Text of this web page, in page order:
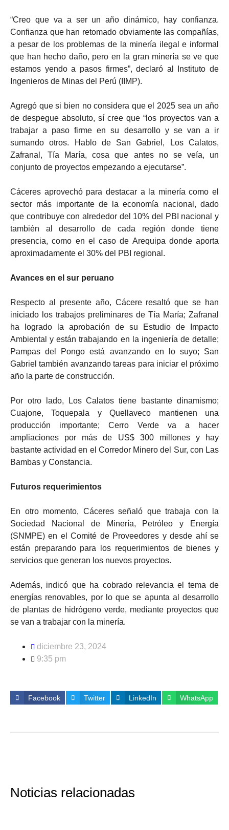
“Creo que va a ser un año dinámico, hay confianza.
Confianza que han retomado obviamente las compañías,
a pesar de los problemas de la minería ilegal e informal
que han hecho daño, pero en la gran minería se ve que
estamos yendo a pasos firmes”, declaró al Instituto de
Ingenieros de Minas del Perú (IIMP).
Agregó que si bien no considera que el 2025 sea un año
de despegue absoluto, sí cree que “los proyectos van a
trabajar a paso firme en su desarrollo y se van a ir
sumando otros. Hablo de San Gabriel, Los Calatos,
Zafranal, Tía María, cosa que antes no se veía, un
conjunto de proyectos empezando a ejecutarse”.
Cáceres aprovechó para destacar a la minería como el
sector más importante de la economía nacional, dado
que contribuye con alrededor del 10% del PBI nacional y
también al desarrollo de cada región donde tiene
presencia, como en el caso de Arequipa donde aporta
aproximadamente el 30% del PBI regional.
Avances en el sur peruano
Respecto al presente año, Cácere resaltó que se han
iniciado los trabajos preliminares de Tía María; Zafranal
ha logrado la aprobación de su Estudio de Impacto
Ambiental y están trabajando en la ingeniería de detalle;
Pampas del Pongo está avanzando en lo suyo; San
Gabriel también avanzando tareas para iniciar el próximo
año la parte de construcción.
Por otro lado, Los Calatos tiene bastante dinamismo;
Cuajone, Toquepala y Quellaveco mantienen una
producción importante; Cerro Verde va a hacer
ampliaciones por más de US$ 300 millones y hay
bastante actividad en el Corredor Minero del Sur, con Las
Bambas y Constancia.
Futuros requerimientos
En otro momento, Cáceres señaló que trabaja con la
Sociedad Nacional de Minería, Petróleo y Energía
(SNMPE) en el Comité de Proveedores y desde ahí se
están preparando para los requerimientos de bienes y
servicios que generan los nuevos proyectos.
Además, indicó que ha cobrado relevancia el tema de
energías renovables, por lo que se apunta al desarrollo
de plantas de hidrógeno verde, mediante proyectos que
se van a trabajar con la minería.
diciembre 23, 2024
9:35 pm
Facebook Twitter LinkedIn WhatsApp
Noticias relacionadas